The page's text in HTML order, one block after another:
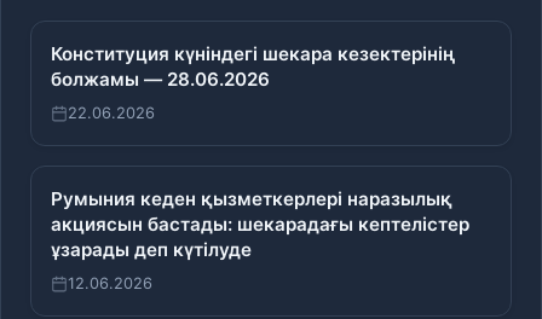
Конституция күніндегі шекара кезектерінің
болжамы — 28.06.2026
22.06.2026
Румыния кеден қызметкерлері наразылық
акциясын бастады: шекарадағы кептелістер
ұзарады деп күтілуде
12.06.2026